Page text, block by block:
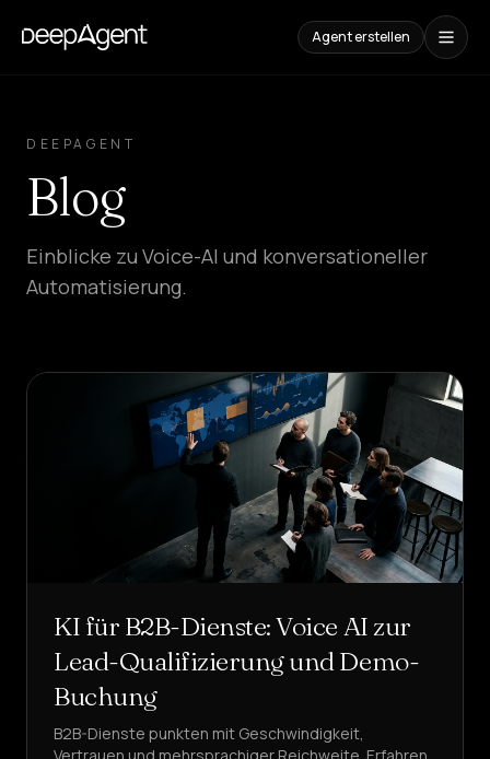
Agent erstellen
INHALTE
Vergleiche
AI-
vergleichen
Blog
Plattform
Enterprise-
Lösung
BRANCHEN
DEEPAGENT
Blog
Einblicke zu Voice-AI und konversationeller
Automatisierung.
KI für B2B-Dienste: Voice AI zur
Lead-Qualifizierung und Demo-
Buchung
B2B-Dienste punkten mit Geschwindigkeit,